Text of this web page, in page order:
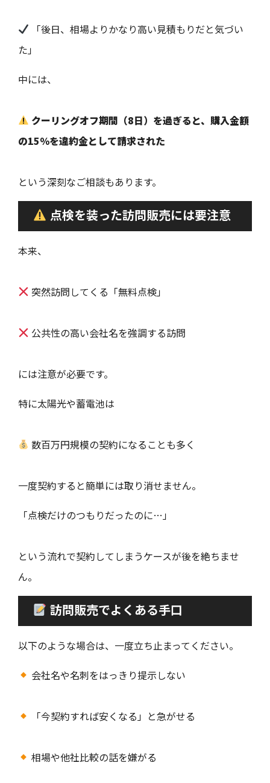
「後日、相場よりかなり高い見積もりだと気づい
た」
中には、
クーリングオフ期間（8日）を過ぎると、購入金額
の15％を違約金として請求された
という深刻なご相談もあります。
点検を装った訪問販売には要注意
本来、
突然訪問してくる「無料点検」
公共性の高い会社名を強調する訪問
には注意が必要です。
特に太陽光や蓄電池は
数百万円規模の契約になることも多く
一度契約すると簡単には取り消せません。
「点検だけのつもりだったのに…」
という流れで契約してしまうケースが後を絶ちませ
ん。
訪問販売でよくある手口
以下のような場合は、一度立ち止まってください。
会社名や名刺をはっきり提示しない
「今契約すれば安くなる」と急がせる
相場や他社比較の話を嫌がる